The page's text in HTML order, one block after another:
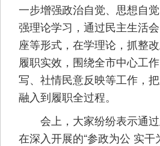
一步增强政治自觉、思想自
强理论学习，通过民主生活
座等形式，在学理论，抓整
履职实效，围绕全市中心工
写、社情民意反映等工作，
融入到履职全过程。
会上，大家纷纷表示通过
在深入开展的“参政为公 实干